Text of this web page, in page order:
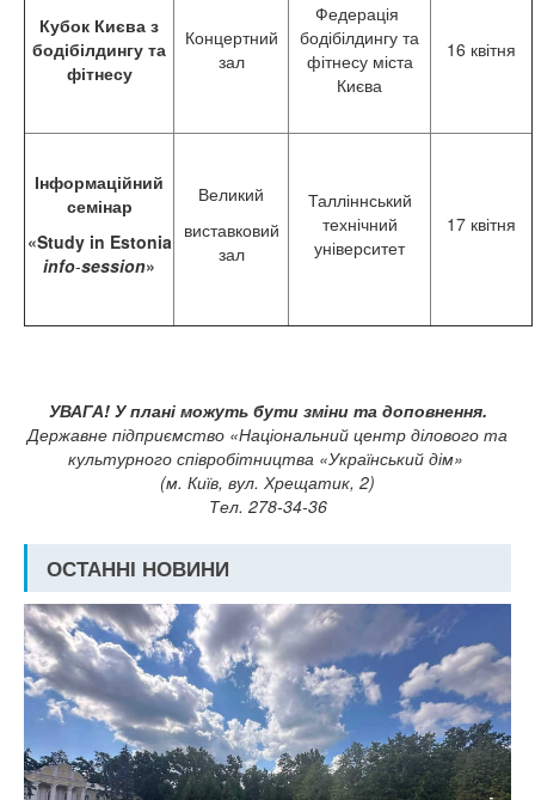
Кубок Києва з
бодібілдингу та
фітнесу
Концертний
зал
Федерація
бодібілдингу та
фітнесу міста
Києва
16 квітня
Інформаційний
семінар
«Study in Estonia
info-session»
Великий
виставковий
зал
Талліннський
технічний
університет
17 квітня
УВАГА! У плані можуть бути зміни та доповнення.
Державне підприємство «Національний центр ділового та
культурного співробітництва «Український дім»
(м. Київ, вул. Хрещатик, 2)
Тел. 278-34-36
ОСТАННІ НОВИНИ